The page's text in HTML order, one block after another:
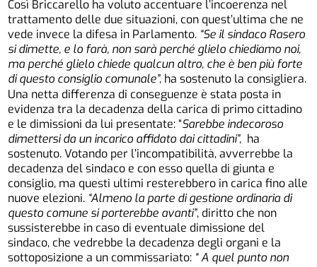
Così Briccarello ha voluto accentuare l’incoerenza nel
trattamento delle due situazioni, con quest’ultima che ne
vede invece la difesa in Parlamento. “Se il sindaco Rasero
si dimette, e lo farà, non sarà perché glielo chiediamo noi,
ma perché glielo chiede qualcun altro, che è ben più forte
di questo consiglio comunale”, ha sostenuto la consigliera.
Una netta differenza di conseguenze è stata posta in
evidenza tra la decadenza della carica di primo cittadino
e le dimissioni da lui presentate: “Sarebbe indecoroso
dimettersi da un incarico affidato dai cittadini”, ha
sostenuto. Votando per l’incompatibilità, avverrebbe la
decadenza del sindaco e con esso quella di giunta e
consiglio, ma questi ultimi resterebbero in carica fino alle
nuove elezioni. “Almeno la parte di gestione ordinaria di
questo comune si porterebbe avanti”, diritto che non
sussisterebbe in caso di eventuale dimissione del
sindaco, che vedrebbe la decadenza degli organi e la
sottoposizione a un commissariato: “ A quel punto non